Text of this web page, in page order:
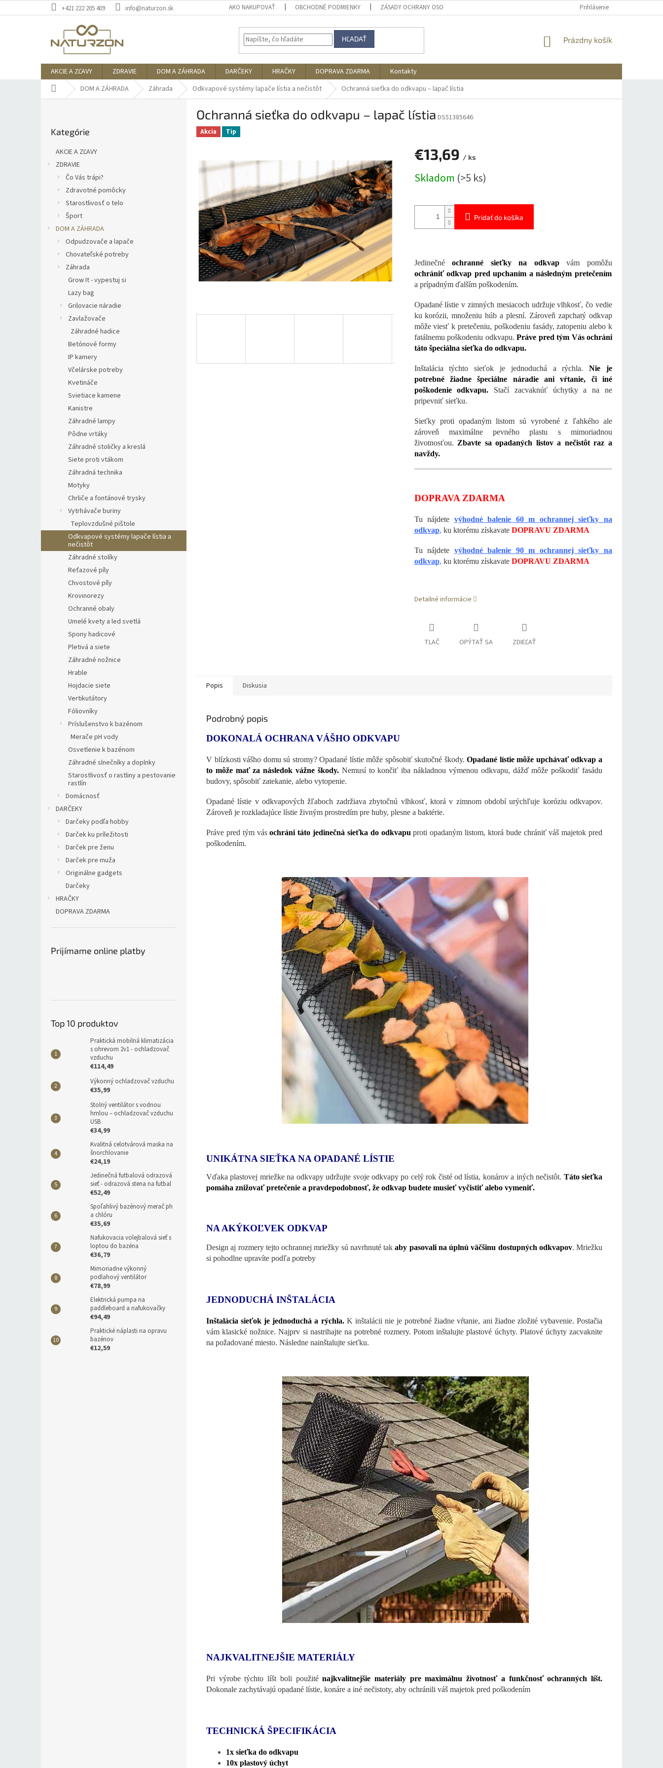
na
+421 222 205 409 info@naturzon.sk AKO NAKUPOVAŤ OBCHODNÉ PODMIENKY ZÁSADY OCHRANY OSOBNÝCH ÚDAJOV REKLAMÁCIA A VRÁTENIE
Prihlásenie
HĽADAŤ
NÁKUPNÝ
Prázdny košík
AKCIE A ZĽAVY ZDRAVIE DOM A ZÁHRADA DARČEKY HRAČKY DOPRAVA ZDARMA
Kontakty
DomovDOM A ZÁHRADA Záhrada Odkvapové systémy lapače lístia a nečistôt Ochranná sieťka do odkvapu – lapač lístia
kategórie
Kategórie
AKCIE A ZĽAVY
ZDRAVIE
Čo Vás trápi?
Zdravotné pomôcky
Starostlivosť o telo
Šport
DOM A ZÁHRADA
Odpudzovače a lapače
Chovateľské potreby
Záhrada
Grow It - vypestuj si
Lazy bag
Grilovacie náradie
Zavlažovače
Záhradné hadice
Betónové formy
IP kamery
Včelárske potreby
Kvetináče
Svietiace kamene
Kanistre
Záhradné lampy
Pôdne vrtáky
Záhradné stoličky a kreslá
Siete proti vtákom
Záhradná technika
Motyky
Chrliče a fontánové trysky
Vytrhávače buriny
Teplovzdušné pištole
Odkvapové systémy lapače lístia a
nečistôt
Záhradné stolíky
Reťazové píly
Chvostové píly
Krovinorezy
Ochranné obaly
Umelé kvety a led svetlá
Spony hadicové
Pletivá a siete
Záhradné nožnice
Hrable
Hojdacie siete
Vertikutátory
Fóliovníky
Príslušenstvo k bazénom
Merače pH vody
Osvetlenie k bazénom
Záhradné slnečníky a doplnky
Starostlivosť o rastliny a pestovanie
rastlín
Domácnosť
DARČEKY
Darčeky podľa hobby
Darček ku príležitosti
Darček pre ženu
Darček pre muža
Originálne gadgets
Darčeky
HRAČKY
DOPRAVA ZDARMA
Prijímame online platby
Top 10 produktov
Praktická mobilná klimatizácia
s ohrevom 2v1 - ochladzovač
vzduchu
€114,49
Výkonný ochladzovač vzduchu
€35,99
Stolný ventilátor s vodnou
hmlou – ochladzovač vzduchu
USB
€34,99
Kvalitná celotvárová maska na
šnorchlovanie
€24,19
Jedinečná futbalová odrazová
sieť - odrazová stena na futbal
€52,49
Spoľahlivý bazénový merač ph
a chlóru
€35,69
Nafukovacia volejbalová sieť s
loptou do bazéna
€36,79
Mimoriadne výkonný
podlahový ventilátor
€78,99
Elektrická pumpa na
paddleboard a nafukovačky
€94,49
Praktické náplasti na opravu
bazénov
€12,59
Ochranná sieťka do odkvapu – lapač lístia DS51385646
Akcia Tip
€13,69 / ks
cena:
Skladom (>5 ks)
Pridať do košíka
Jedinečnéochranné sieťky na odkvapvám pomôžu
ochrániť odkvap pred upchaním a následným pretečením
a prípadným ďalším poškodením.
Opadané lístie v zimných mesiacoch udržuje vlhkosť, čo vedie
ku korózii, množeniu húb a plesní. Zároveň zapchatý odkvap
môže viesť k pretečeniu, poškodeniu fasády, zatopeniu alebo k
fatálnemu poškodeniu odkvapu. Práve pred tým Vás ochráni
táto špeciálna sieťka do odkvapu.
Inštalácia týchto sieťok je jednoduchá a rýchla.Nie je
potrebné žiadne špeciálne náradie ani vŕtanie, či iné
poškodenie odkvapu. Stačí zacvaknúť úchytky a na ne
pripevniť sieťku.
Sieťky proti opadaným listom sú vyrobené z ľahkého ale
zároveň maximálne pevného plastu s mimoriadnou
životnosťou.Zbavte sa opadaných listov a nečistôt raz a
navždy.
DOPRAVA ZDARMA
Tu nájdete výhodné balenie 60 m ochrannej sieťky na
odkvap, ku ktorému získavate DOPRAVU ZDARMA
Tu nájdete výhodné balenie 90 m ochrannej sieťky na
odkvap, ku ktorému získavate DOPRAVU ZDARMA
Detailné informácie
TLAČ OPÝTAŤ SA ZDIEĽAŤ
Popis Diskusia
Podrobný popis
DOKONALÁ OCHRANA VÁŠHO ODKVAPU
V blízkosti vášho domu sú stromy? Opadané lístie môže spôsobiť skutočné škody.Opadané lístie môže upchávať odkvap a
to môže mať za následok vážne škody.Nemusí to končiť iba nákladnou výmenou odkvapu, dážď môže poškodiť fasádu
budovy, spôsobiť zatekanie, alebo vytopenie.
Opadané lístie v odkvapových žľaboch zadržiava zbytočnú vlhkosť, ktorá v zimnom období urýchľuje koróziu odkvapov.
Zároveň je rozkladajúce lístie živným prostredím pre huby, plesne a baktérie.
Práve pred tým vásochráni táto jedinečná sieťka do odkvapu proti opadaným listom, ktorá bude chrániť váš majetok pred
poškodením.
UNIKÁTNA SIEŤKA NA OPADANÉ LÍSTIE
Vďaka plastovej mriežke na odkvapy udržujte svoje odkvapy po celý rok čisté od lístia, konárov a iných nečistôt. Táto sieťka
pomáha znižovať pretečenie a pravdepodobnosť, že odkvap budete musieť vyčistiť alebo vymeniť.
NA AKÝKOĽVEK ODKVAP
Design aj rozmery tejto ochrannej mriežky sú navrhnuté takaby pasovali na úplnú väčšinu dostupných odkvapov. Mriežku
si pohodlne upravíte podľa potreby
JEDNODUCHÁ INŠTALÁCIA
Inštalácia sieťok je jednoduchá a rýchla.K inštalácii nie je potrebné žiadne vŕtanie, ani žiadne zložité vybavenie. Postačia
vám klasické nožnice. Najprv si nastrihajte na potrebné rozmery. Potom inštalujte plastové úchyty. Platové úchyty zacvaknite
na požadované miesto. Následne nainštalujte sieťku.
NAJKVALITNEJŠIE MATERIÁLY
Pri výrobe týchto líšt boli použiténajkvalitnejšie materiály pre maximálnu životnosť a funkčnosť ochranných líšt.
Dokonale zachytávajú opadané lístie, konáre a iné nečistoty, aby ochránili váš majetok pred poškodením
TECHNICKÁ ŠPECIFIKÁCIA
1x sieťka do odkvapu
10x plastový úchyt